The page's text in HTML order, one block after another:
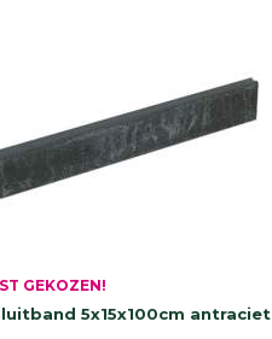
GEKOZEN!
5x15x100cm antraciet